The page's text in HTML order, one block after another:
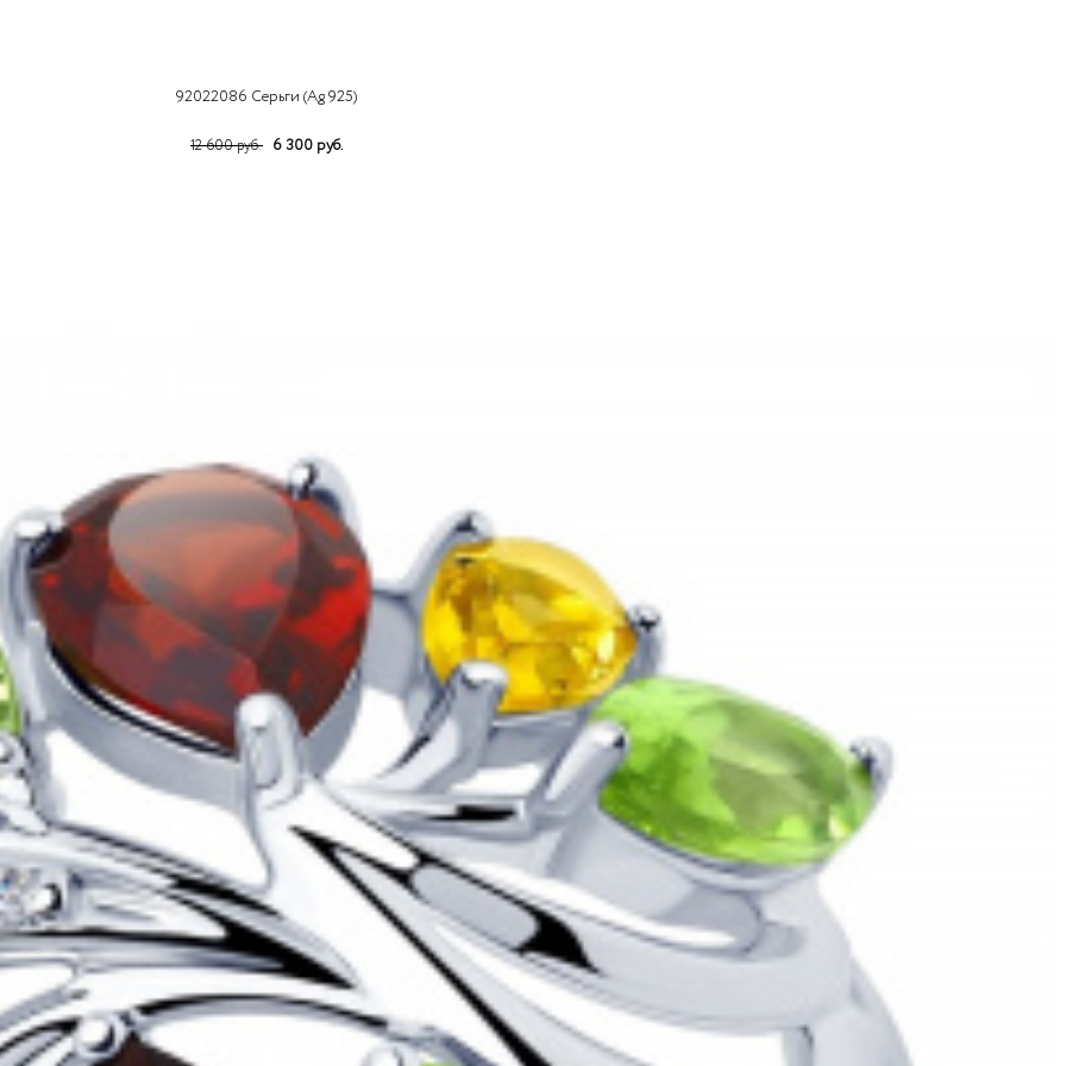
92022086 Серьги (Ag 925)
12 600 руб. 6 300 руб.